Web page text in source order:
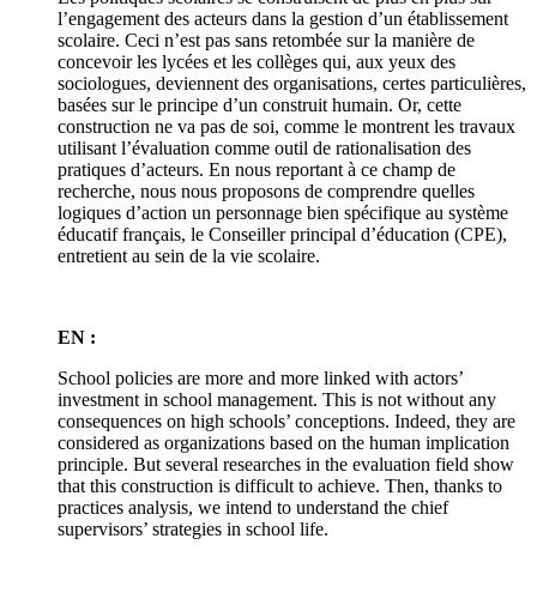
l’engagement des acteurs dans la gestion d’un établissement
scolaire. Ceci n’est pas sans retombée sur la manière de
concevoir les lycées et les collèges qui, aux yeux des
sociologues, deviennent des organisations, certes particulières,
basées sur le principe d’un construit humain. Or, cette
construction ne va pas de soi, comme le montrent les travaux
utilisant l’évaluation comme outil de rationalisation des
pratiques d’acteurs. En nous reportant à ce champ de
recherche, nous nous proposons de comprendre quelles
logiques d’action un personnage bien spécifique au système
éducatif français, le Conseiller principal d’éducation (CPE),
entretient au sein de la vie scolaire.
EN :
School policies are more and more linked with actors’
investment in school management. This is not without any
consequences on high schools’ conceptions. Indeed, they are
considered as organizations based on the human implication
principle. But several researches in the evaluation field show
that this construction is difficult to achieve. Then, thanks to
practices analysis, we intend to understand the chief
supervisors’ strategies in school life.